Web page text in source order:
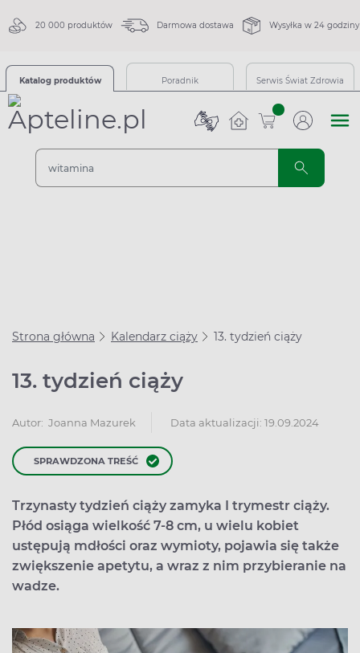
20 000 produktów Darmowa dostawa Wysyłka w 24 godziny
Katalog produktów Poradnik Serwis Świat Zdrowia
sztuk
Strona główna Kalendarz ciąży 13. tydzień ciąży
13. tydzień ciąży
Autor: Joanna Mazurek Data aktualizacji: 19.09.2024
SPRAWDZONA TREŚĆ
Trzynasty tydzień ciąży zamyka I trymestr ciąży.
Płód osiąga wielkość 7-8 cm, u wielu kobiet
ustępują mdłości oraz wymioty, pojawia się także
zwiększenie apetytu, a wraz z nim przybieranie na
wadze.